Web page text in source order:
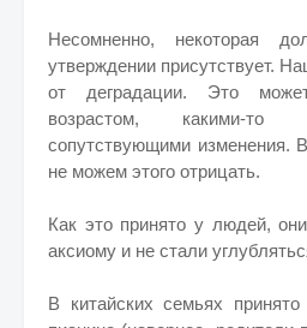
Несомненно, некоторая
утверждении присутствует.
от деградации. Это
возрастом, какими-то
сопутствующими изменения.
не можем этого отрицать.
Как это принято у людей,
аксиому и не стали
В китайских семьях